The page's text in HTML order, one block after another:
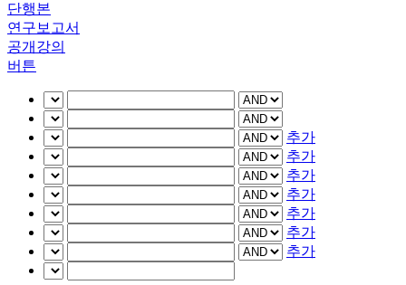
단행본
연구보고서
공개강의
버튼
추가
추가
추가
추가
추가
추가
추가